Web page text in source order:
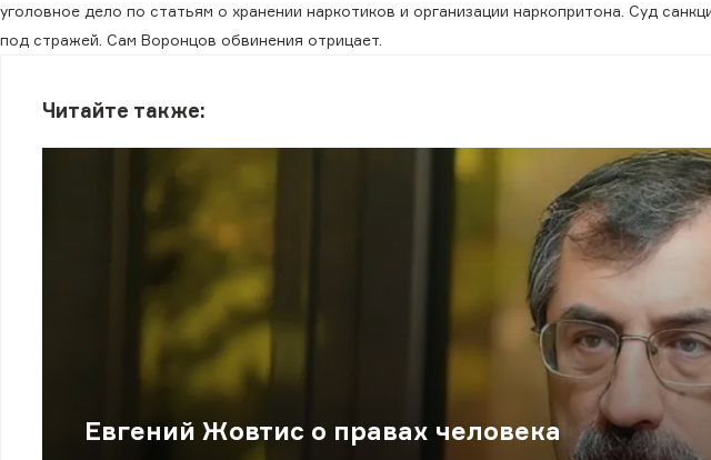
уголовное дело по статьям о хранении наркотиков и организации наркопритона. Суд
под стражей. Сам Воронцов обвинения отрицает.
Читайте также:
Евгений Жовтис о правах человека